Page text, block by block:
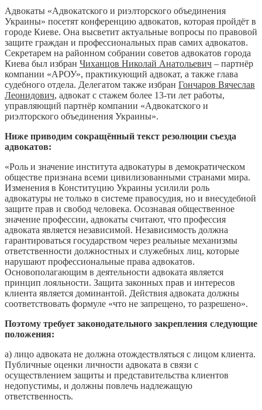
Адвокаты «Адвокатского и риэлторского объединения
Украины» посетят конференцию адвокатов, которая пройдёт в
городе Киеве. Она высветит актуальные вопросы по правовой
защите граждан и профессиональных прав самих адвокатов.
Секретарем на районном собрании советов адвокатов города
Киева был избран Чиханцов Николай Анатольевич – партнёр
компании «АРОУ», практикующий адвокат, а также глава
судебного отдела. Делегатом также избран Гончаров Вячеслав
Леонидович, адвокат с стажем более 13-ти лет работы,
управляющий партнёр компании «Адвокатского и
риэлторского объединения Украины».
Ниже приводим сокращённый текст резолюции съезда
адвокатов:
«Роль и значение института адвокатуры в демократическом
обществе признана всеми цивилизованными странами мира.
Изменения в Конституцию Украины усилили роль
адвокатуры не только в системе правосудия, но и внесудебной
защите прав и свобод человека. Осознавая общественное
значение профессии, адвокаты считают, что профессия
адвоката является независимой. Независимость должна
гарантироваться государством через реальные механизмы
ответственности должностных и служебных лиц, которые
нарушают профессиональные права адвокатов.
Основополагающим в деятельности адвоката является
принцип лояльности. Защита законных прав и интересов
клиента является доминантой. Действия адвоката должны
соответствовать формуле «что не запрещено, то разрешено».
Поэтому требует законодательного закрепления следующие
положения:
а) лицо адвоката не должна отождествляться с лицом клиента.
Публичные оценки личности адвоката в связи с
осуществлением защиты и представительства клиентов
недопустимы, и должны повлечь надлежащую
ответственность.